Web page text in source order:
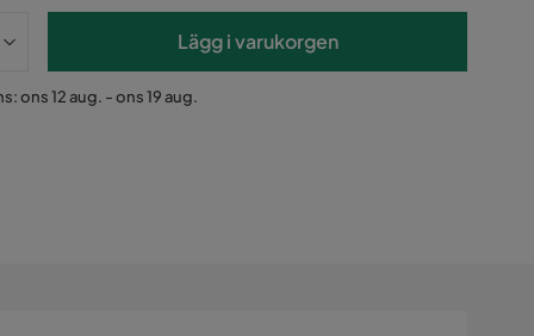
Lägg i varukorgen
ons 12 aug. - ons 19 aug.